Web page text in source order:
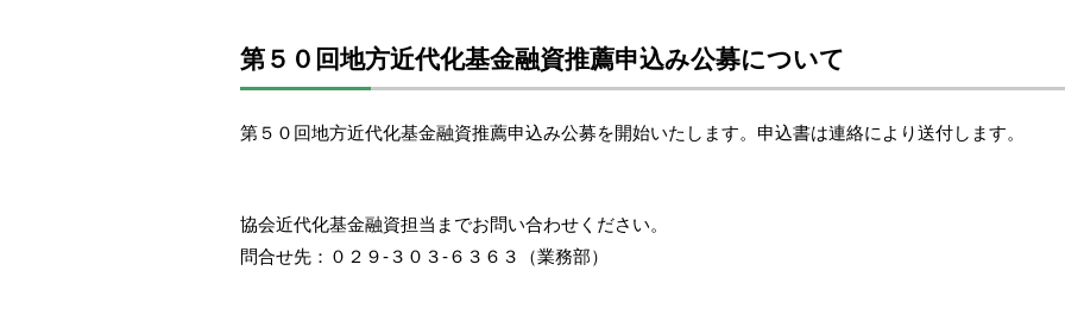
第５０回地方近代化基金融資推薦申込み公募について
第５０回地方近代化基金融資推薦申込み公募を開始いたします。申込書は連絡により送付します。
協会近代化基金融資担当までお問い合わせください。
問合せ先：０２９-３０３-６３６３（業務部）